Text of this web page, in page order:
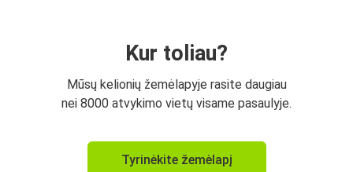
Kur toliau?
Mūsų kelionių žemėlapyje rasite daugiau
nei 8000 atvykimo vietų visame pasaulyje.
Tyrinėkite žemėlapį